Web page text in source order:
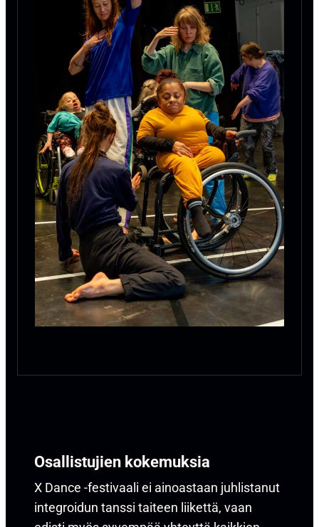
Osallistujien kokemuksia
X Dance -festivaali ei ainoastaan juhlistanut
integroidun tanssi taiteen liikettä, vaan